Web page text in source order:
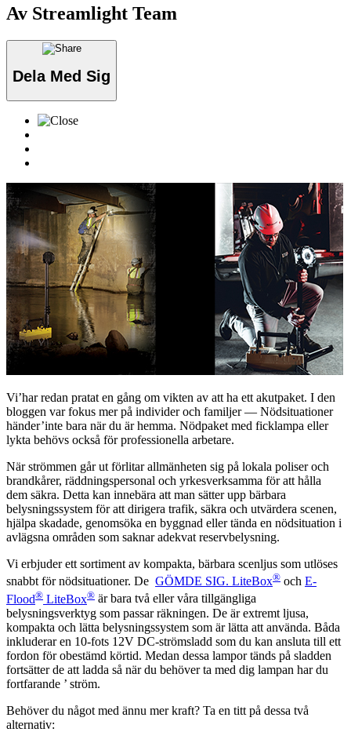
Av Streamlight Team
Dela Med Sig
Vi’har redan pratat en gång om vikten av att ha ett akutpaket. I den
bloggen var fokus mer på individer och familjer — Nödsituationer
händer’inte bara när du är hemma. Nödpaket med ficklampa eller
lykta behövs också för professionella arbetare.
När strömmen går ut förlitar allmänheten sig på lokala poliser och
brandkårer, räddningspersonal och yrkesverksamma för att hålla
dem säkra. Detta kan innebära att man sätter upp bärbara
belysningssystem för att dirigera trafik, säkra och utvärdera scenen,
hjälpa skadade, genomsöka en byggnad eller tända en nödsituation i
avlägsna områden som saknar adekvat reservbelysning.
Vi erbjuder ett sortiment av kompakta, bärbara scenljus som utlöses
snabbt för nödsituationer. De GÖMDE SIG. LiteBox® och E-
Flood® LiteBox® är bara två eller våra tillgängliga
belysningsverktyg som passar räkningen. De är extremt ljusa,
kompakta och lätta belysningssystem som är lätta att använda. Båda
inkluderar en 10-fots 12V DC-strömsladd som du kan ansluta till ett
fordon för obestämd körtid. Medan dessa lampor tänds på sladden
fortsätter de att ladda så när du behöver ta med dig lampan har du
fortfarande ’ ström.
Behöver du något med ännu mer kraft? Ta en titt på dessa två
alternativ: